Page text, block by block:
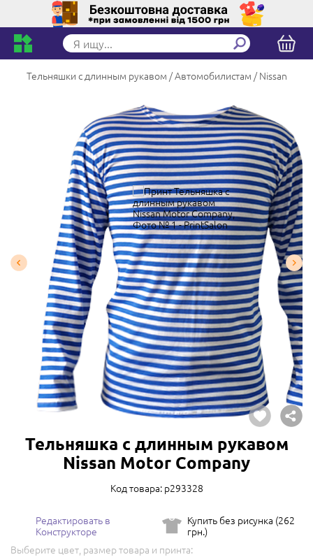
Тельняшки с длинным рукавом Автомобилистам Nissan
Тельняшка с длинным рукавом
Nissan Motor Company
Код товара: p293328
Редактировать в
Конструкторе
Купить без рисунка (262
грн.)
Выберите цвет, размер товара и принта: